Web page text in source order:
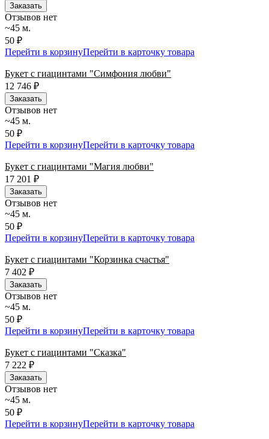
Заказать
Отзывов нет
~45 м.
50 ₽
Перейти в корзинуПерейти в карточку товара
Букет с гиацинтами "Симфония любви"
12 746 ₽
Заказать
Отзывов нет
~45 м.
50 ₽
Перейти в корзинуПерейти в карточку товара
Букет с гиацинтами "Магия любви"
17 201
₽
Заказать
Отзывов нет
~45 м.
50 ₽
Перейти в корзинуПерейти в карточку товара
Букет с гиацинтами "Корзинка счастья"
7 402 ₽
Заказать
Отзывов нет
~45 м.
50 ₽
Перейти в корзинуПерейти в карточку товара
Букет с гиацинтами "Сказка"
7 222 ₽
Заказать
Отзывов нет
~45 м.
50 ₽
Перейти в корзинуПерейти в карточку товара